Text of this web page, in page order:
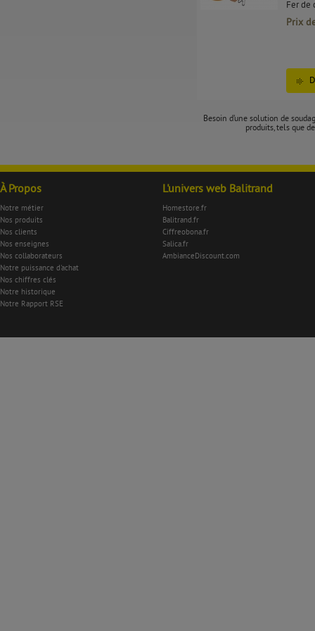
Fer de
Prix
Besoin d’une solution de
produits, tels que
À Propos
Notre métier
Nos produits
Nos clients
Nos enseignes
Nos collaborateurs
Notre puissance d'achat
Nos chiffres clés
Notre historique
Notre Rapport RSE
L'univers web Balitrand
Homestore.fr
Balitrand.fr
Ciffreobona.fr
Salica.fr
AmbianceDiscount.com